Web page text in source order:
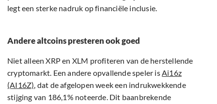
legt een sterke nadruk op financiële inclusie.
Andere altcoins presteren ook goed
Niet alleen XRP en XLM profiteren van de herstellende
cryptomarkt. Een andere opvallende speler isAi16z
(AI16Z), dat de afgelopen week een indrukwekkende
stijging van 186,1% noteerde. Dit baanbrekende